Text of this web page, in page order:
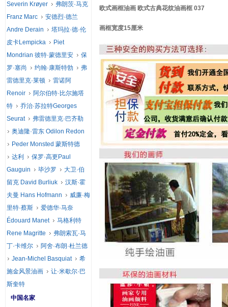
欧式画框油画 欧式古典花纹油画框 037
画框宽度15厘米
Severin Krøyer
弗朗茨·马克
Franz Marc
安德烈·德兰
Andre Derain
塔玛拉·德·伦
皮卡Lempicka
Piet
Mondrian 彼特·蒙德里安
保
罗·塞尚
约翰·康斯特勃
弗
雷德里克·莱顿
雷诺阿
Renoir
阿尔伯特·比尔施塔
特
乔治·苏拉特Georges
Seurat
弗雷德里克·巴齐勒
奥迪隆·雷东 Odilon Redon
Peder Monsted 蒙斯特德
达利
保罗·高更Paul
Gauguin
毕沙罗
大卫·伯
留克 David Burliuk
汉斯·霍
夫曼 Hans Hofmann
威廉·梅
里特·蔡斯
爱德华·马奈
Édouard Manet
马格利特
Rene Magritte
弗朗索瓦·马
丁·卡维尔
阿舍·布朗·杜兰德
Jean-Michel Basquiat
希
施金风景油画
让·米歇尔·巴
斯奎特
中国名家